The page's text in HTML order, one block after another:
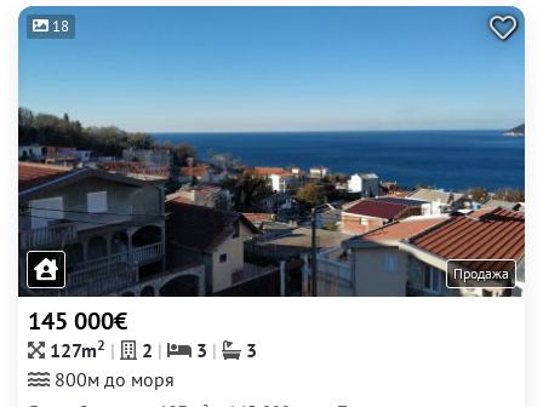
18
Продажа
145 000€
127m2 2 3
3
800м до моря